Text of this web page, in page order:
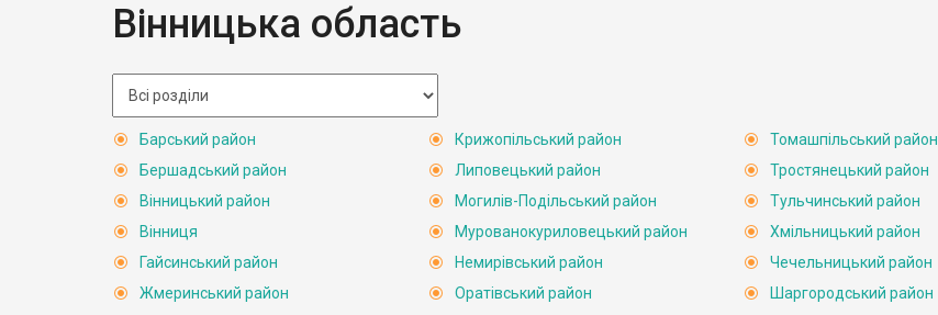
Вінницька область
Барський район
Бершадський район
Вінницький район
Вінниця
Гайсинський район
Жмеринський район
Крижопільський район
Липовецький район
Могилів-Подільський район
Мурованокуриловецький район
Немирівський район
Оратівський район
Томашпільський район
Тростянецький район
Тульчинський район
Хмільницький район
Чечельницький район
Шаргородський район